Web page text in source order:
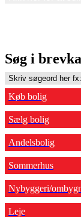
Søg i
Køb bolig
Sælg bolig
Andelsbolig
Sommerhus
Nybyggeri/
Leje